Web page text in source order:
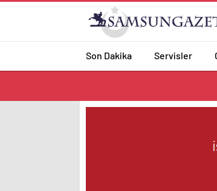
Son Dakika Servisler